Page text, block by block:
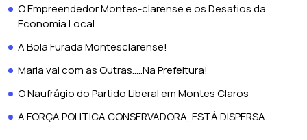
O Empreendedor Montes-clarense e os Desafios da
Economia Local
A Bola Furada Montesclarense!
Maria vai com as Outras…..Na Prefeitura!
O Naufrágio do Partido Liberal em Montes Claros
A FORÇA POLITICA CONSERVADORA, ESTÁ DISPERSA…